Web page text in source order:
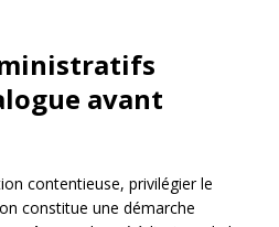
avant
contentieuse, privilégier le
constitue une démarche